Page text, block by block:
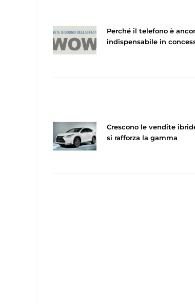
Perché il telefono è
indispensabile in
Crescono le vendite
si rafforza la gamma